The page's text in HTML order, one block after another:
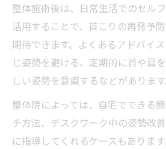
整体施術後は、日常生活でのセル
活用することで、首こりの再発予
期待できます。よくあるアドバイ
じ姿勢を避ける、定期的に首や肩
しい姿勢を意識するなどがあります
整体院によっては、自宅でできる
チ方法、デスクワーク中の姿勢改
に指導してくれるケースもありま